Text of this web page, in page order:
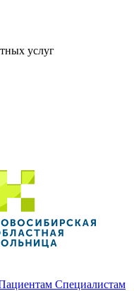
услуг
Специалистам